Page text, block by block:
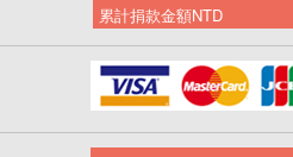
累計捐款金額NTD